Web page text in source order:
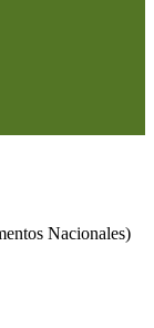
Nacionales)